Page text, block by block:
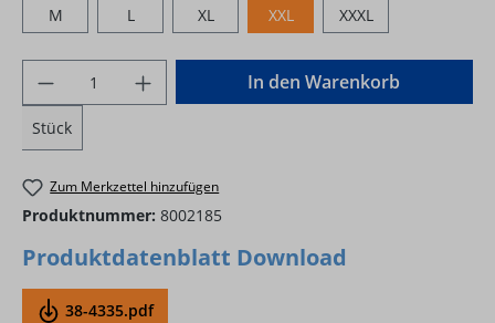
M
L XL XXL XXXL
Produkt Anzahl: Gib den gewünschten
Stück
In den Warenkorb
Zum Merkzettel hinzufügen
Produktnummer: 8002185
Produktdatenblatt Download
38-4335.pdf